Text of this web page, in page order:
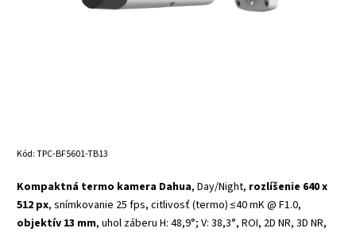
Kód:TPC-BF5601-TB13
Kompaktná termo kamera Dahua, Day/Night, rozlíšenie 640 x
512 px, snímkovanie 25 fps, citlivosť (termo) ≤40 mK @ F1.0,
objektív 13 mm, uhol záberu H: 48,9°; V: 38,3°, ROI, 2D NR, 3D NR,